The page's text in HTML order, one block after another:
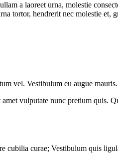
a laoreet urna, molestie
tortor, hendrerit nec molestie et,
vel. Vestibulum eu augue mauris.
vulputate nunc pretium quis.
cubilia curae; Vestibulum quis